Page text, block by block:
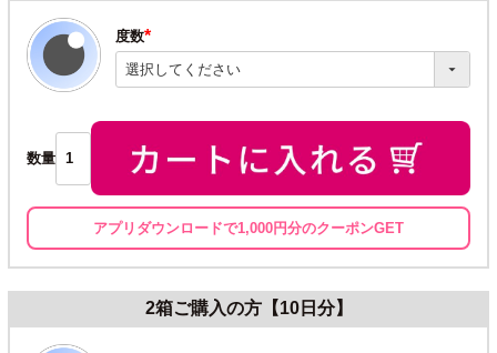
度数
(必
須)
数量
アプリダウンロードで1,000円分のクーポンGET
2箱ご購入の方【10日分】